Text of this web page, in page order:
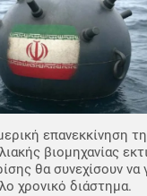
επανεκκίνηση
βιομηχανίας
θα συνεχίσουν να
χρονικό διάστημα.